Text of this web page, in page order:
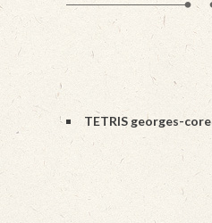
TETRIS georges-core